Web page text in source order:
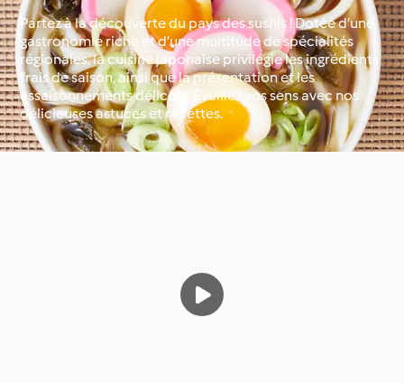
Partez à la découverte du pays des sushis ! Dotée d’une
gastronomie riche et d’une multitude de spécialités
régionales, la cuisine japonaise privilégie les ingrédients
frais de saison, ainsi que la présentation et les
assaisonnements délicats. Éveillez vos sens avec nos
délicieuses astuces et recettes.